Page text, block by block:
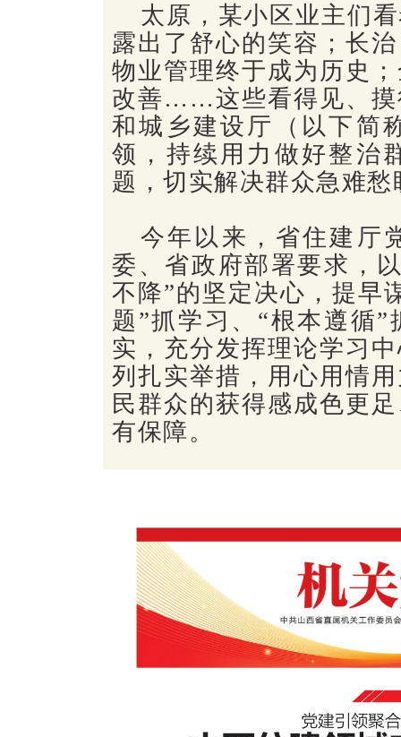
太原，某小区业主们
露出了舒心的笑容；长
物业管理终于成为历史
改善……这些看得见、摸
和城乡建设厅（以下简
领，持续用力做好整治
题，切实解决群众急难
今年以来，省住建厅
委、省政府部署要求，
不降”的坚定决心，提早
题”抓学习、“根本遵循
实，充分发挥理论学习
列扎实举措，用心用情
民群众的获得感成色更
有保障。